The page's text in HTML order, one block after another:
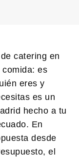
catering en
es
eres y
es un
hecho a tu
En
desde
el